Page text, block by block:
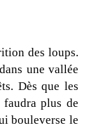
des loups.
une vallée
Dès que les
plus de
bouleverse le